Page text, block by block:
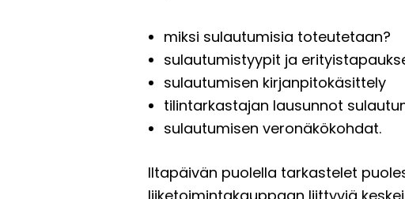
miksi sulautumisia toteutetaan?
sulautumistyypit ja
sulautumisen kirjanpitokäsittely
tilintarkastajan lausunnot
sulautumisen veronäkökohdat.
Iltapäivän puolella tarkastelet